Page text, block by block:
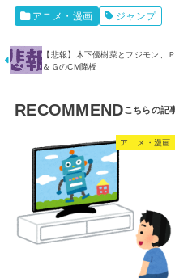
アニメ・漫画 ジャンプ
【悲報】木下優樹菜とフジモン、Ｐ
＆ＧのCM降板
RECOMMEND
アニメ・漫画